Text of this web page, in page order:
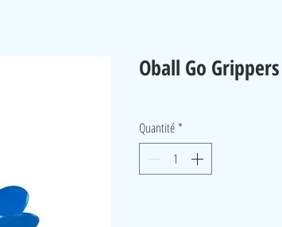
Oball Go
Quantité *